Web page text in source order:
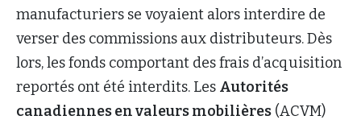
manufacturiers se voyaient alors interdire de
verser des commissions aux distributeurs. Dès
lors, les fonds comportant des frais d’acquisition
reportés ont été interdits. Les Autorités
canadiennes en valeurs mobilières (ACVM)